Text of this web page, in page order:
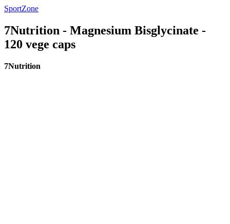
SportZone
7Nutrition - Magnesium Bisglycinate -
120 vege caps
7Nutrition